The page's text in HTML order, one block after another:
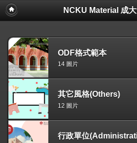
NCKU Material 成
ODF格式範本
14 圖片
其它風格(Others)
12 圖片
行政單位